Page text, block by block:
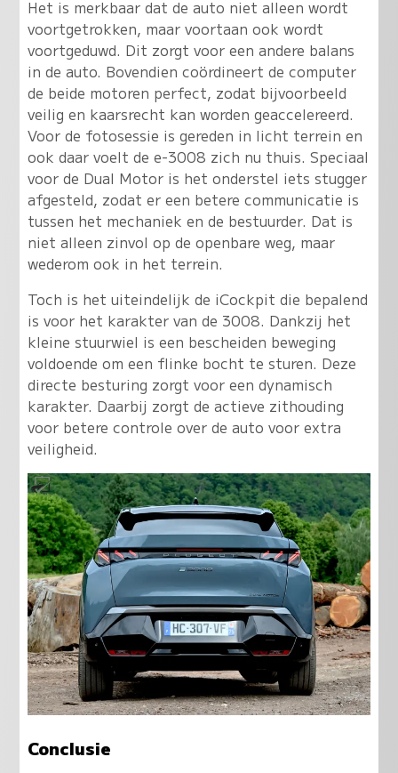
Het is merkbaar dat de auto niet alleen wordt
voortgetrokken, maar voortaan ook wordt
voortgeduwd. Dit zorgt voor een andere balans
in de auto. Bovendien coördineert de computer
de beide motoren perfect, zodat bijvoorbeeld
veilig en kaarsrecht kan worden geaccelereerd.
Voor de fotosessie is gereden in licht terrein en
ook daar voelt de e-3008 zich nu thuis. Speciaal
voor de Dual Motor is het onderstel iets stugger
afgesteld, zodat er een betere communicatie is
tussen het mechaniek en de bestuurder. Dat is
niet alleen zinvol op de openbare weg, maar
wederom ook in het terrein.
Toch is het uiteindelijk de iCockpit die bepalend
is voor het karakter van de 3008. Dankzij het
kleine stuurwiel is een bescheiden beweging
voldoende om een flinke bocht te sturen. Deze
directe besturing zorgt voor een dynamisch
karakter. Daarbij zorgt de actieve zithouding
voor betere controle over de auto voor extra
veiligheid.
Conclusie